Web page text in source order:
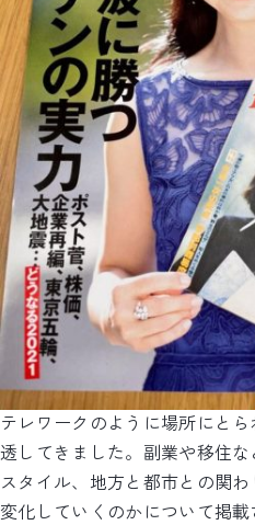
テレワークのように場所にと
透してきました。副業や移住
スタイル、地方と都市との関
変化していくのかについて掲載